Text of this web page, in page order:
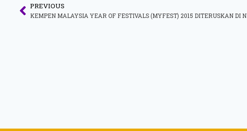
PREVIOUS
KEMPEN MALAYSIA YEAR OF FESTIVALS (MYFEST) 2015 DITERUSKAN DI